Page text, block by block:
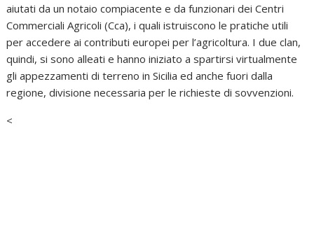
aiutati da un notaio compiacente e da funzionari dei Centri
Commerciali Agricoli (Cca), i quali istruiscono le pratiche utili
per accedere ai contributi europei per l’agricoltura. I due clan,
quindi, si sono alleati e hanno iniziato a spartirsi virtualmente
gli appezzamenti di terreno in Sicilia ed anche fuori dalla
regione, divisione necessaria per le richieste di sovvenzioni.
<